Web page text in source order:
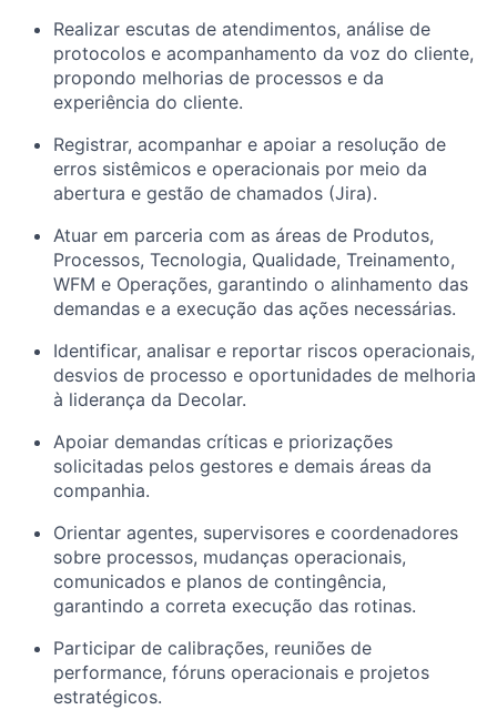
Realizar escutas de atendimentos, análise de
protocolos e acompanhamento da voz do cliente,
propondo melhorias de processos e da
experiência do cliente.
Registrar, acompanhar e apoiar a resolução de
erros sistêmicos e operacionais por meio da
abertura e gestão de chamados (Jira).
Atuar em parceria com as áreas de Produtos,
Processos, Tecnologia, Qualidade, Treinamento,
WFM e Operações, garantindo o alinhamento das
demandas e a execução das ações necessárias.
Identificar, analisar e reportar riscos operacionais,
desvios de processo e oportunidades de melhoria
à liderança da Decolar.
Apoiar demandas críticas e priorizações
solicitadas pelos gestores e demais áreas da
companhia.
Orientar agentes, supervisores e coordenadores
sobre processos, mudanças operacionais,
comunicados e planos de contingência,
garantindo a correta execução das rotinas.
Participar de calibrações, reuniões de
performance, fóruns operacionais e projetos
estratégicos.